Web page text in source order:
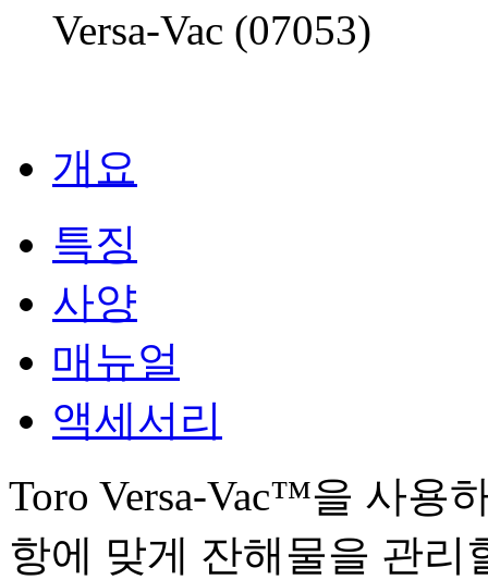
Versa-Vac (07053)
개요
특징
사양
매뉴얼
액세서리
Toro Versa-Vac™을 사용
항에 맞게 잔해물을 관리